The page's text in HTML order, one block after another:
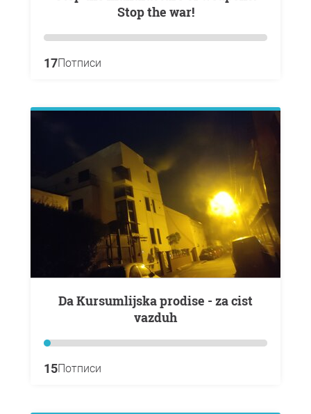
Stop the war!
17Потписи
Da Kursumlijska prodise - za cist
vazduh
15Потписи